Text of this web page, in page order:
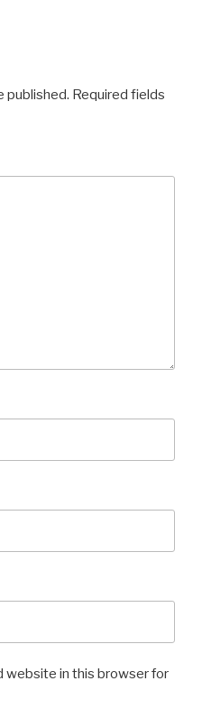
published. Required fields
website in this browser for